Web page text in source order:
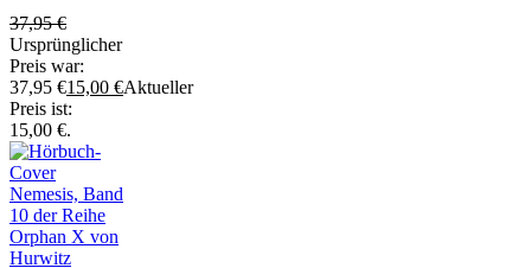
37,95€
Ursprünglicher
Preis war:
37,95 €15,00 €Aktueller
Preis ist:
15,00 €.